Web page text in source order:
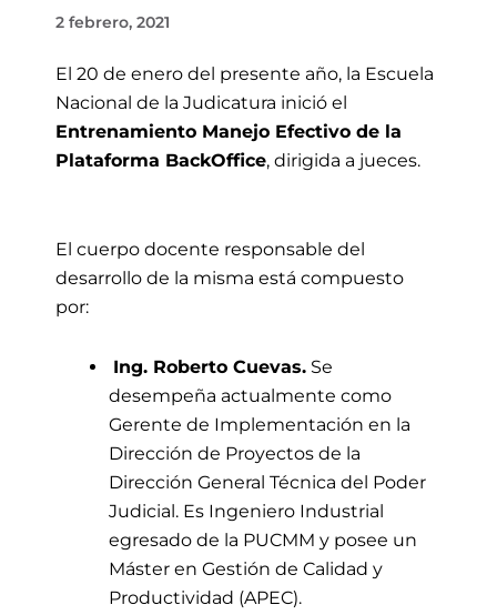
2 febrero, 2021
El 20 de enero del presente año, la Escuela
Nacional de la Judicatura inició el
Entrenamiento Manejo Efectivo de la
Plataforma BackOffice, dirigida a jueces.
El cuerpo docente responsable del
desarrollo de la misma está compuesto
por:
Ing. Roberto Cuevas. Se
desempeña actualmente como
Gerente de Implementación en la
Dirección de Proyectos de la
Dirección General Técnica del Poder
Judicial. Es Ingeniero Industrial
egresado de la PUCMM y posee un
Máster en Gestión de Calidad y
Productividad (APEC).